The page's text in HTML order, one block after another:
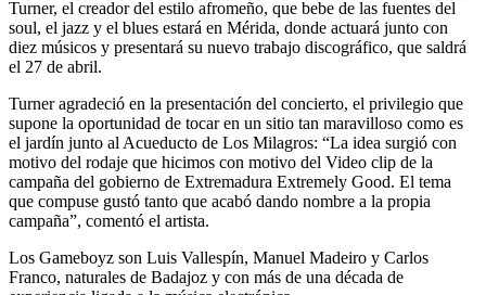
Turner, el creador del estilo afromeño, que bebe de las fuentes del
soul, el jazz y el blues estará en Mérida, donde actuará junto con
diez músicos y presentará su nuevo trabajo discográfico, que saldrá
el 27 de abril.
Turner agradeció en la presentación del concierto, el privilegio que
supone la oportunidad de tocar en un sitio tan maravilloso como es
el jardín junto al Acueducto de Los Milagros: “La idea surgió con
motivo del rodaje que hicimos con motivo del Video clip de la
campaña del gobierno de Extremadura Extremely Good. El tema
que compuse gustó tanto que acabó dando nombre a la propia
campaña”, comentó el artista.
Los Gameboyz son Luis Vallespín, Manuel Madeiro y Carlos
Franco, naturales de Badajoz y con más de una década de